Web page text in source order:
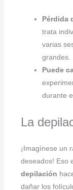
Pérdida
trata
varias
grandes.
Puede
durante
La
¡Imagínese un
deseados! Eso
depilación
dañar los